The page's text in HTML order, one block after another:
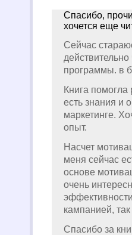
Спасибо,
хочется еще
Сейчас
программы. в
Книга помогла
есть знания и
маркетинге.
опыт.
Насчет
меня сейчас
основе
очень
кампанией,
Спасибо за